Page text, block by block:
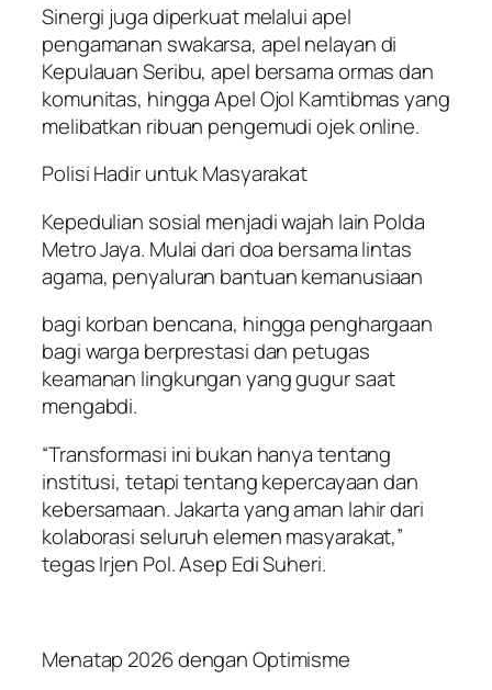
Sinergi juga diperkuat melalui apel
pengamanan swakarsa, apel nelayan di
Kepulauan Seribu, apel bersama ormas dan
komunitas, hingga Apel Ojol Kamtibmas yang
melibatkan ribuan pengemudi ojek online.
Polisi Hadir untuk Masyarakat
Kepedulian sosial menjadi wajah lain Polda
Metro Jaya. Mulai dari doa bersama lintas
agama, penyaluran bantuan kemanusiaan
bagi korban bencana, hingga penghargaan
bagi warga berprestasi dan petugas
keamanan lingkungan yang gugur saat
mengabdi.
“Transformasi ini bukan hanya tentang
institusi, tetapi tentang kepercayaan dan
kebersamaan. Jakarta yang aman lahir dari
kolaborasi seluruh elemen masyarakat,”
tegas Irjen Pol. Asep Edi Suheri.
Menatap 2026 dengan Optimisme